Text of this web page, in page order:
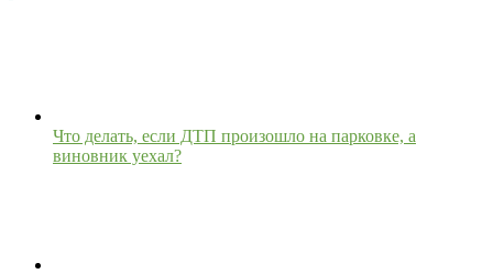
Что делать, если ДТП произошло на парковке, а
виновник уехал?